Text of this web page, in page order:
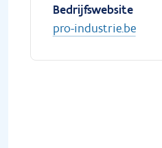
Bedrijfswebsite
pro-industrie.be